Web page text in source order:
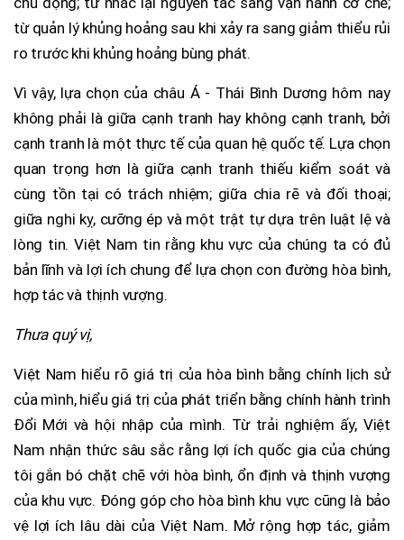
từ quản lý khủng hoảng sau khi xảy ra sang giảm thiểu rủi
ro trước khi khủng hoảng bùng phát.
Vì vậy, lựa chọn của châu Á - Thái Bình Dương hôm nay
không phải là giữa cạnh tranh hay không cạnh tranh, bởi
cạnh tranh là một thực tế của quan hệ quốc tế. Lựa chọn
quan trọng hơn là giữa cạnh tranh thiếu kiểm soát và
cùng tồn tại có trách nhiệm; giữa chia rẽ và đối thoại;
giữa nghi kỵ, cưỡng ép và một trật tự dựa trên luật lệ và
lòng tin. Việt Nam tin rằng khu vực của chúng ta có đủ
bản lĩnh và lợi ích chung để lựa chọn con đường hòa bình,
hợp tác và thịnh vượng.
Thưa quý vị,
Việt Nam hiểu rõ giá trị của hòa bình bằng chính lịch sử
của mình, hiểu giá trị của phát triển bằng chính hành trình
Đổi Mới và hội nhập của mình. Từ trải nghiệm ấy, Việt
Nam nhận thức sâu sắc rằng lợi ích quốc gia của chúng
tôi gắn bó chặt chẽ với hòa bình, ổn định và thịnh vượng
của khu vực. Đóng góp cho hòa bình khu vực cũng là bảo
vệ lợi ích lâu dài của Việt Nam. Mở rộng hợp tác, giảm